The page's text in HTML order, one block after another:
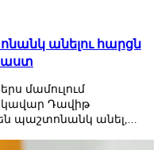
անելու հարցն
մամուլում
Դավիթ
պաշտոնանկ անել,...